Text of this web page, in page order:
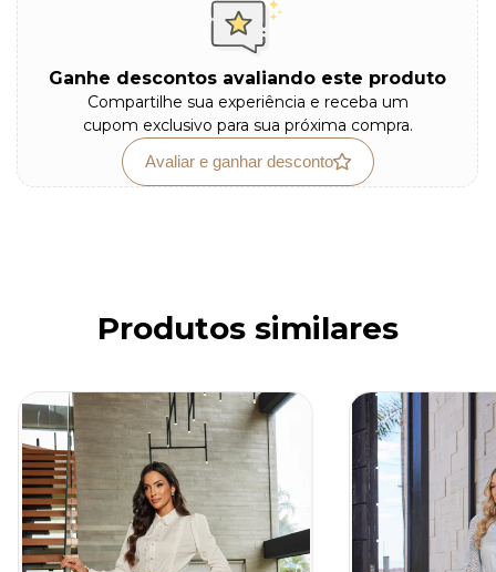
Ganhe descontos avaliando este produto
Compartilhe sua experiência e receba um
cupom exclusivo para sua próxima compra.
Avaliar e ganhar desconto
Produtos similares